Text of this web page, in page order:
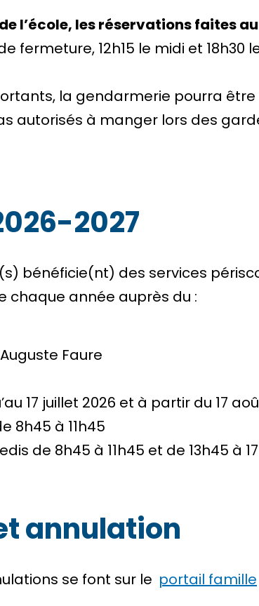
l’école, les réservations faites
fermeture, 12h15 le midi et 18h30
la gendarmerie pourra être
autorisés à manger lors des
2027
bénéficie(nt) des services
chaque année auprès du :
Faure
17 juillet 2026 et à partir du 17
8h45 à 11h45
de 8h45 à 11h45 et de 13h45 à
annulation
se font sur le portail famille